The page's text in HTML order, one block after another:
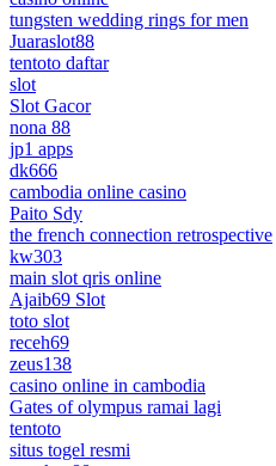
tungsten wedding rings for men
Juaraslot88
tentoto daftar
slot
Slot Gacor
nona 88
jp1 apps
dk666
cambodia online casino
Paito Sdy
the french connection retrospective
kw303
main slot qris online
Ajaib69 Slot
toto slot
receh69
zeus138
casino online in cambodia
Gates of olympus ramai lagi
tentoto
situs togel resmi